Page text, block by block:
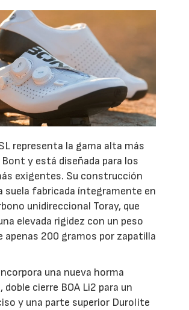
representa la gama alta más
Bont y está diseñada para los
exigentes. Su construcción
suela fabricada íntegramente en
unidireccional Toray, que
elevada rigidez con un peso
apenas 200 gramos por zapatilla
una nueva horma
cierre BOA Li2 para un
y una parte superior Durolite